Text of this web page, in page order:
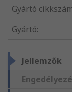
Gyártó
Gyártó:
Jellemzők